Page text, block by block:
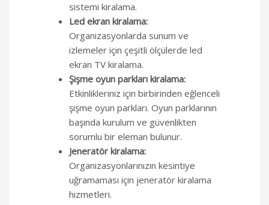
sistemi kiralama.
Led ekran kiralama:
Organizasyonlarda sunum ve
izlemeler için çeşitli ölçülerde led
ekran TV kiralama.
Şişme oyun parkları kiralama:
Etkinlikleriniz için birbirinden eğlenceli
şişme oyun parkları. Oyun parklarının
başında kurulum ve güvenlikten
sorumlu bir eleman bulunur.
Jeneratör kiralama:
Organizasyonlarınızın kesintiye
uğramaması için jeneratör kiralama
hizmetleri.